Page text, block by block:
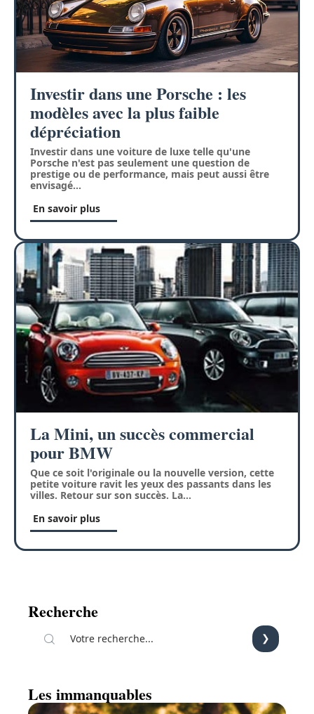
Investir dans une Porsche : les
modèles avec la plus faible
dépréciation
Investir dans une voiture de luxe telle qu'une
Porsche n'est pas seulement une question de
prestige ou de performance, mais peut aussi être
envisagé…
En savoir plus
La Mini, un succès commercial
pour BMW
Que ce soit l'originale ou la nouvelle version, cette
petite voiture ravit les yeux des passants dans les
villes. Retour sur son succès. La…
En savoir plus
Recherche
Les immanquables